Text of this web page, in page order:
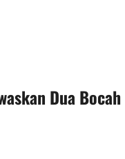
Dua Bocah